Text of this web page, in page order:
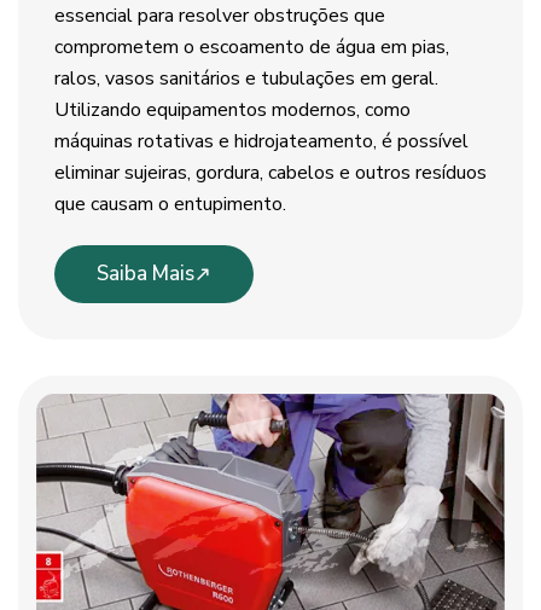
essencial para resolver obstruções que
comprometem o escoamento de água em pias,
ralos, vasos sanitários e tubulações em geral.
Utilizando equipamentos modernos, como
máquinas rotativas e hidrojateamento, é possível
eliminar sujeiras, gordura, cabelos e outros resíduos
que causam o entupimento.
Saiba Mais